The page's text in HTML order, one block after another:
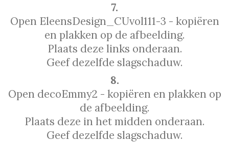
7.
Open EleensDesign_CUvol111-3 - kopiëren
en plakken op de afbeelding.
Plaats deze links onderaan.
Geef dezelfde slagschaduw.
8.
Open decoEmmy2 - kopiëren en plakken op
de afbeelding.
Plaats deze in het midden onderaan.
Geef dezelfde slagschaduw.